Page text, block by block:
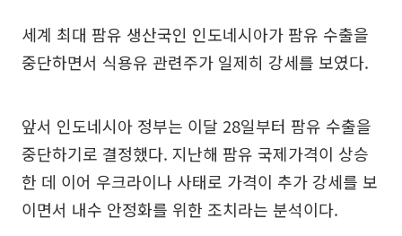
세계 최대 팜유 생산국인 인도네시아가 팜유 수출을
중단하면서 식용유 관련주가 일제히 강세를 보였다.
앞서 인도네시아 정부는 이달 28일부터 팜유 수출을
중단하기로 결정했다. 지난해 팜유 국제가격이 상승
한 데 이어 우크라이나 사태로 가격이 추가 강세를 보
이면서 내수 안정화를 위한 조치라는 분석이다.